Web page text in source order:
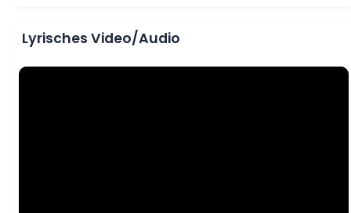
Lyrisches Video/Audio